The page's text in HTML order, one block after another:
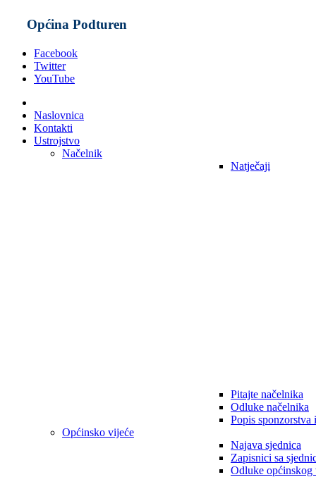
Općina Podturen
Facebook
Twitter
YouTube
Naslovnica
Kontakti
Ustrojstvo
Načelnik
Natječaji
Pitajte načelnika
Odluke načelnika
Popis sponzorstva
Općinsko vijeće
Najava sjednica
Zapisnici sa
Odluke općinskog